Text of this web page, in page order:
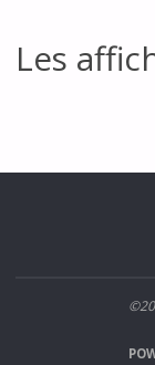
Les